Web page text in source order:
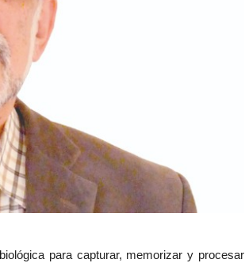
para capturar, memorizar y procesar